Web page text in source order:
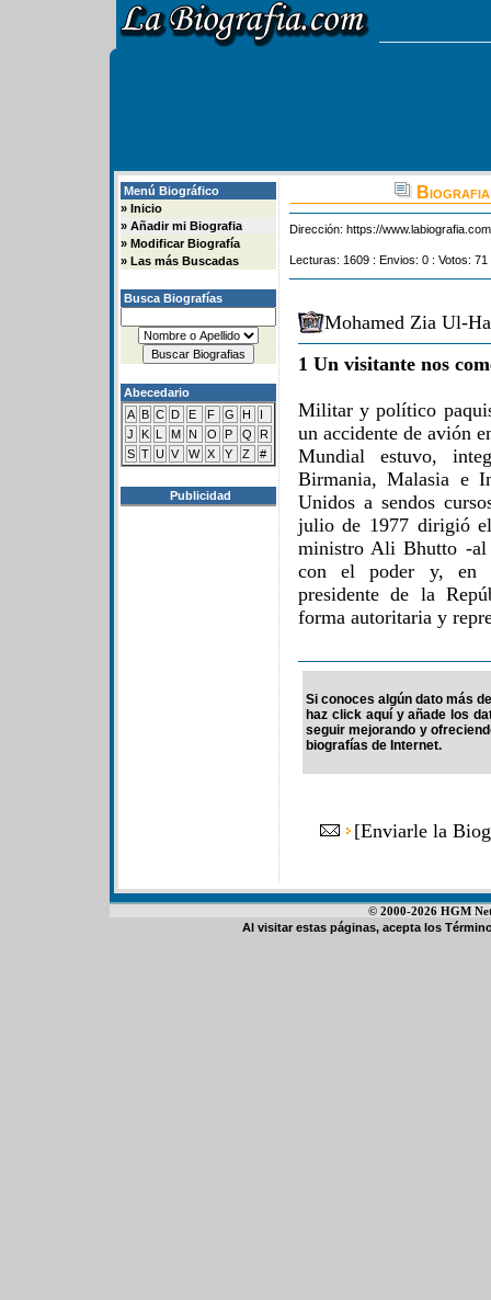
Menú Biográfico
» Inicio
» Añadir mi Biografia
» Modificar Biografía
» Las más Buscadas
Busca Biografías
Abecedario
A B C D E F G H
I
J
K L M N O P Q
R
S T U V W X Y Z #
Publicidad
Dirección: https://
Lecturas: 1609 : Envios: 0 : Votos:
Mohamed Zia Ul-
1 Un visitante nos
Militar y político
un accidente de avión
Mundial estuvo,
Birmania, Malasia e
Unidos a sendos
julio de 1977 dirigió
ministro Ali Bhutto -al
con el poder y, en
presidente de la
forma autoritaria y
Si conoces algún dato más
haz click aquí y añade los
seguir mejorando y
biografías de Internet.
[Enviarle la
© 2000-2026 HGM
Al visitar estas páginas, acepta los